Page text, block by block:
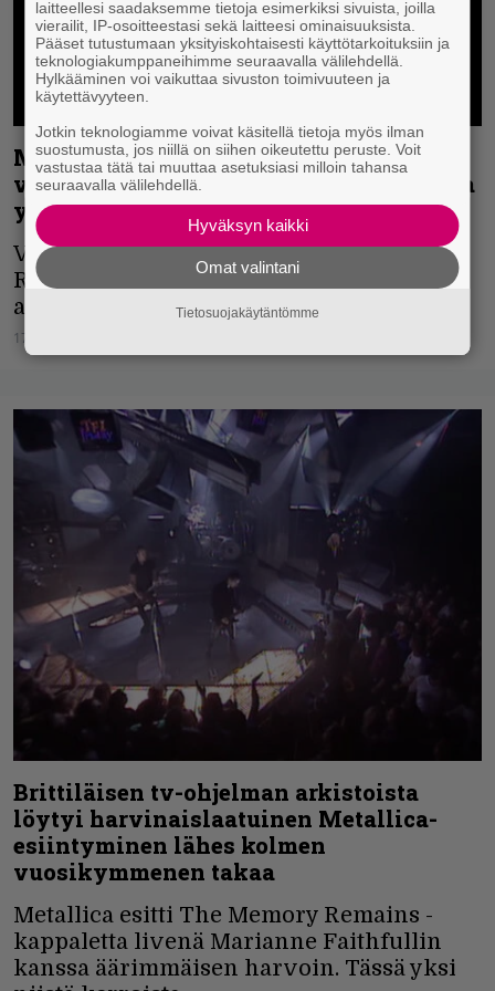
Metallica julkaisi lähes 30 vuotta
vanhan livetaltioinnin kappaleesta, jota
yhtyeen keikoilla harvemmin kuulee
Vuoden 1998 kiertueen jälkeen tätä
Reload-biisiä on soitettu tasan kerran
akustisella keikalla vuonna 2024.
17.06.2026
Brittiläisen tv-ohjelman arkistoista
löytyi harvinaislaatuinen Metallica-
esiintyminen lähes kolmen
vuosikymmenen takaa
Metallica esitti The Memory Remains -
kappaletta livenä Marianne Faithfullin
kanssa äärimmäisen harvoin. Tässä yksi
laitteellesi saadaksemme tietoja esimerkiksi sivuista, joilla
vierailit, IP-osoitteestasi sekä laitteesi ominaisuuksista.
Pääset tutustumaan yksityiskohtaisesti käyttötarkoituksiin ja
teknologiakumppaneihimme seuraavalla välilehdellä.
Hylkääminen voi vaikuttaa sivuston toimivuuteen ja
käytettävyyteen.
Jotkin teknologiamme voivat käsitellä tietoja myös ilman
suostumusta, jos niillä on siihen oikeutettu peruste. Voit
vastustaa tätä tai muuttaa asetuksiasi milloin tahansa
seuraavalla välilehdellä.
Hyväksyn kaikki
Omat valintani
Tietosuojakäytäntömme